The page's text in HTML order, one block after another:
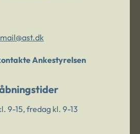
Ankestyrelsen
9-15, fredag kl. 9-13